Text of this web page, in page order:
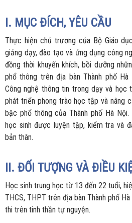
I. MỤC ĐÍCH, YÊU CẦU
Thực hiện chủ trương của Bộ Giáo
giảng dạy, đào tạo và ứng dụng công
đồng thời khuyến khích, bồi dưỡng
phổ thông trên địa bàn Thành phố
Công nghệ thông tin trong dạy và
phát triển phong trào học tập và nâng
bậc phổ thông của Thành phố Hà
học sinh được luyện tập, kiểm tra và
bản thân.
II. ĐỐI TƯỢNG VÀ ĐIỀU
Học sinh trung học từ 13 đến 22 tuổi,
THCS, THPT trên địa bàn Thành phố
thi trên tinh thần tự nguyện.